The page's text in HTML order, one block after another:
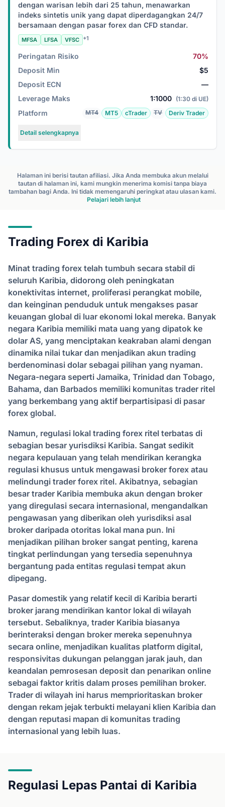
dengan warisan lebih dari 25 tahun, menawarkan
indeks sintetis unik yang dapat diperdagangkan 24/7
bersamaan dengan pasar forex dan CFD standar.
MFSA LFSA VFSC +1
Peringatan Risiko
70%
Deposit Min
$5
Deposit ECN
—
Leverage Maks
1:1000 (1:30 di UE)
Platform MT4 MT5 cTrader TV Deriv Trader
Detail selengkapnya
Halaman ini berisi tautan afiliasi. Jika Anda membuka akun melalui
tautan di halaman ini, kami mungkin menerima komisi tanpa biaya
tambahan bagi Anda. Ini tidak memengaruhi peringkat atau ulasan kami.
Pelajari lebih lanjut
Trading Forex di Karibia
Minat trading forex telah tumbuh secara stabil di
seluruh Karibia, didorong oleh peningkatan
konektivitas internet, proliferasi perangkat mobile,
dan keinginan penduduk untuk mengakses pasar
keuangan global di luar ekonomi lokal mereka. Banyak
negara Karibia memiliki mata uang yang dipatok ke
dolar AS, yang menciptakan keakraban alami dengan
dinamika nilai tukar dan menjadikan akun trading
berdenominasi dolar sebagai pilihan yang nyaman.
Negara-negara seperti Jamaika, Trinidad dan Tobago,
Bahama, dan Barbados memiliki komunitas trader ritel
yang berkembang yang aktif berpartisipasi di pasar
forex global.
Namun, regulasi lokal trading forex ritel terbatas di
sebagian besar yurisdiksi Karibia. Sangat sedikit
negara kepulauan yang telah mendirikan kerangka
regulasi khusus untuk mengawasi broker forex atau
melindungi trader forex ritel. Akibatnya, sebagian
besar trader Karibia membuka akun dengan broker
yang diregulasi secara internasional, mengandalkan
pengawasan yang diberikan oleh yurisdiksi asal
broker daripada otoritas lokal mana pun. Ini
menjadikan pilihan broker sangat penting, karena
tingkat perlindungan yang tersedia sepenuhnya
bergantung pada entitas regulasi tempat akun
dipegang.
Pasar domestik yang relatif kecil di Karibia berarti
broker jarang mendirikan kantor lokal di wilayah
tersebut. Sebaliknya, trader Karibia biasanya
berinteraksi dengan broker mereka sepenuhnya
secara online, menjadikan kualitas platform digital,
responsivitas dukungan pelanggan jarak jauh, dan
keandalan pemrosesan deposit dan penarikan online
sebagai faktor kritis dalam proses pemilihan broker.
Trader di wilayah ini harus memprioritaskan broker
dengan rekam jejak terbukti melayani klien Karibia dan
dengan reputasi mapan di komunitas trading
internasional yang lebih luas.
Regulasi Lepas Pantai di Karibia